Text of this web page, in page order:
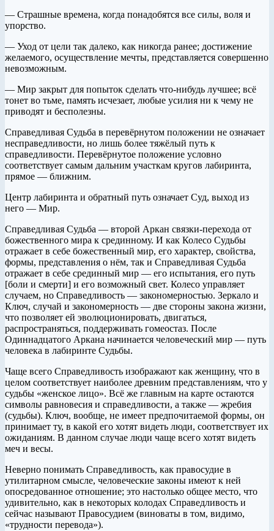
— Страшные времена, когда понадобятся все силы, воля и
упорство.
— Уход от цели так далеко, как никогда ранее; достижение
желаемого, осуществление мечты, представляется совершенно
невозможным.
— Мир закрыт для попыток сделать что-нибудь лучшее; всё
тонет во тьме, память исчезает, любые усилия ни к чему не
приводят и бесполезны.
Справедливая Судьба в перевёрнутом положении не означает
несправедливости, но лишь более тяжёлый путь к
справедливости. Перевёрнутое положение условно
соответствует самым дальним участкам кругов лабиринта,
прямое — ближним.
Центр лабиринта и обратный путь означает Суд, выход из
него — Мир.
Справедливая Судьба — второй Аркан связки-перехода от
божественного мира к срединному. И как Колесо Судьбы
отражает в себе божественный мир, его характер, свойства,
формы, представления о нём, так и Справедливая Судьба
отражает в себе срединный мир — его испытания, его путь
[боли и смерти] и его возможный свет. Колесо управляет
случаем, но Справедливость — закономерностью. Зеркало и
Ключ, случай и закономерность — две стороны закона жизни,
что позволяет ей эволюционировать, двигаться,
распространяться, поддерживать гомеостаз. После
Одиннадцатого Аркана начинается человеческий мир — путь
человека в лабиринте Судьбы.
Чаще всего Справедливость изображают как женщину, что в
целом соответствует наиболее древним представлениям, что у
судьбы «женское лицо». Всё же главным на карте остаются
символы равновесия и справедливости, а также — жребия
(судьбы). Ключ, вообще, не имеет предпочитаемой формы, он
принимает ту, в какой его хотят видеть люди, соответствует их
ожиданиям. В данном случае люди чаще всего хотят видеть
меч и весы.
Неверно понимать Справедливость, как правосудие в
утилитарном смысле, человеческие законы имеют к ней
опосредованное отношение; это настолько общее место, что
удивительно, как в некоторых колодах Справедливость и
сейчас называют Правосудием (виноваты в том, видимо,
«трудности перевода»).